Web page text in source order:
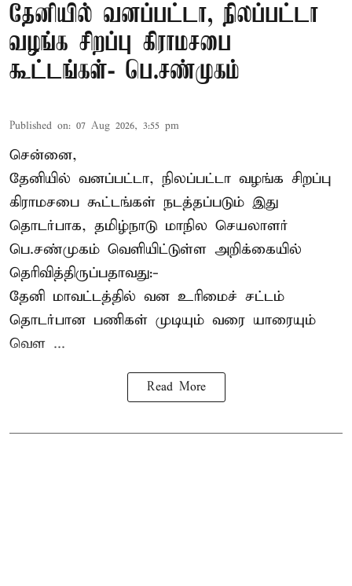
தேனியில் வனப்பட்டா, நிலப்பட்டா
வழங்க சிறப்பு கிராமசபை
கூட்டங்கள்- பெ.சண்முகம்
Published on: 07 Aug 2026, 3:55 pm
சென்னை,
தேனியில் வனப்பட்டா, நிலப்பட்டா வழங்க சிறப்பு
கிராமசபை கூட்டங்கள் நடத்தப்படும் இது
தொடர்பாக, தமிழ்நாடு மாநில செயலாளர்
பெ.சண்முகம் வெளியிட்டுள்ள அறிக்கையில்
தெரிவித்திருப்பதாவது:-
தேனி மாவட்டத்தில் வன உரிமைச் சட்டம்
தொடர்பான பணிகள் முடியும் வரை யாரையும்
வெள ...
Read More